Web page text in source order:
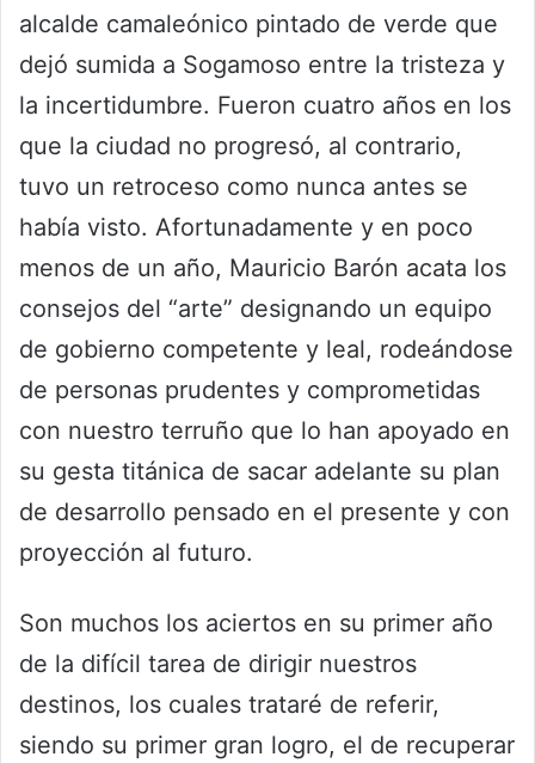
alcalde camaleónico pintado de verde que
dejó sumida a Sogamoso entre la tristeza y
la incertidumbre. Fueron cuatro años en los
que la ciudad no progresó, al contrario,
tuvo un retroceso como nunca antes se
había visto. Afortunadamente y en poco
menos de un año, Mauricio Barón acata los
consejos del “arte” designando un equipo
de gobierno competente y leal, rodeándose
de personas prudentes y comprometidas
con nuestro terruño que lo han apoyado en
su gesta titánica de sacar adelante su plan
de desarrollo pensado en el presente y con
proyección al futuro.
Son muchos los aciertos en su primer año
de la difícil tarea de dirigir nuestros
destinos, los cuales trataré de referir,
siendo su primer gran logro, el de recuperar